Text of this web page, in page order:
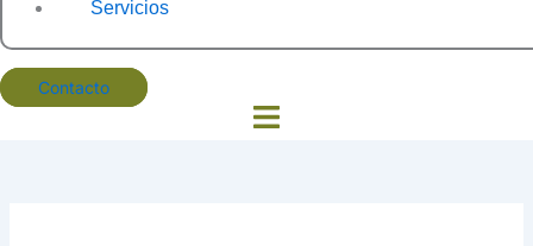
Servicios
Contacto